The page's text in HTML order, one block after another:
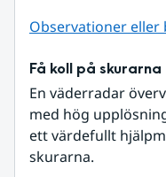
Observationer eller
Få koll på skurarna
En väderradar
med hög
ett värdefullt
skurarna.